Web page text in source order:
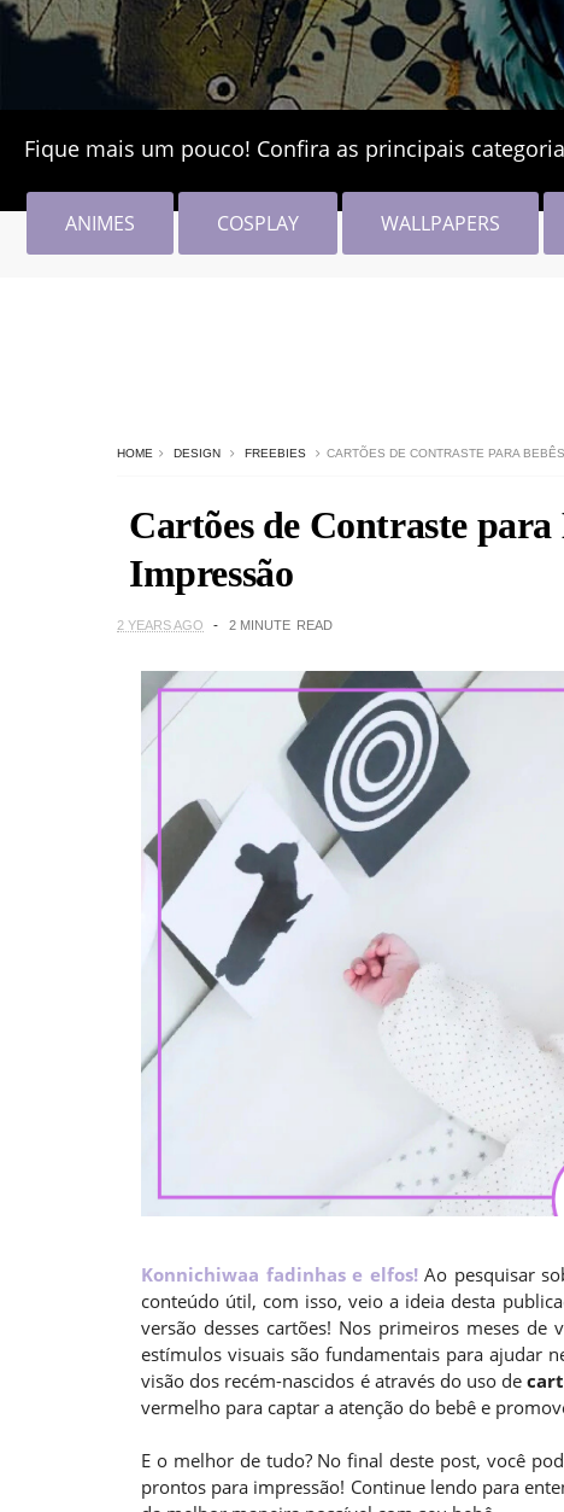
Fique mais um pouco! Confira as principais
ANIMES COSPLAY WALLPAPERS
HOME DESIGN FREEBIES CARTÕES DE CONTRASTE PARA
Cartões de Contraste
Impressão
2 YEARS AGO 2 MINUTE READ
Konnichiwaa fadinhas e elfos!Ao pesquisar
conteúdo útil, com isso, veio a ideia desta
versão desses cartões! Nos primeiros meses
estímulos visuais são fundamentais para ajudar
visão dos recém-nascidos é através do uso de
vermelho para captar a atenção do bebê e
E o melhor de tudo? No final deste post, você
prontos para impressão! Continue lendo para